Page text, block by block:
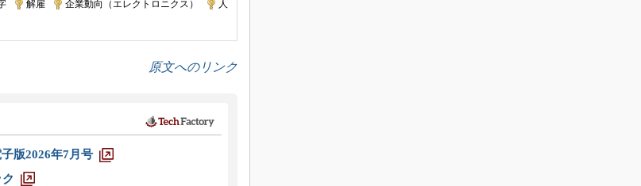
解雇 企業動向（エレクトロニクス）
人
原文へのリンク
版2026年7月号